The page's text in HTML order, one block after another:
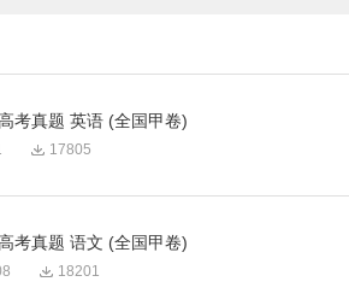
考真题 英语 (全国甲卷)
17805
考真题 语文 (全国甲卷)
18201